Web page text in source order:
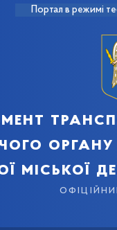
Портал в режимі
органу
міської